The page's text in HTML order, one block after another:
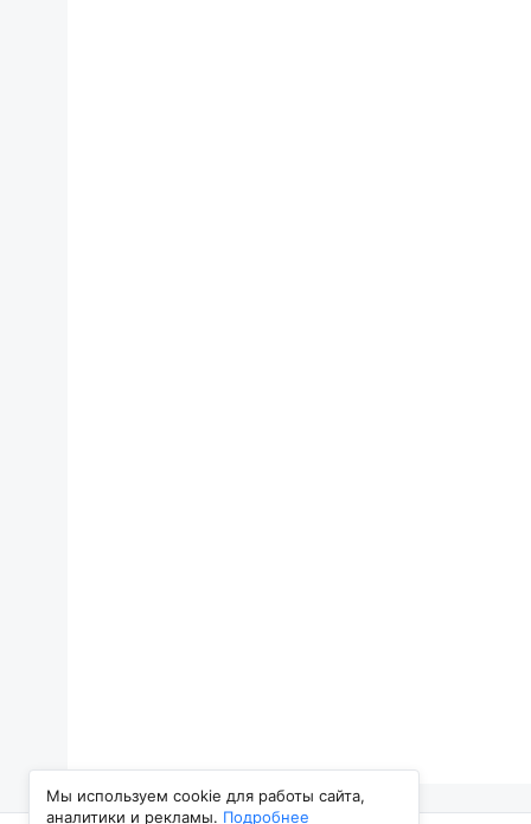
Мы используем cookie для работы сайта,
аналитики и рекламы. Подробнее